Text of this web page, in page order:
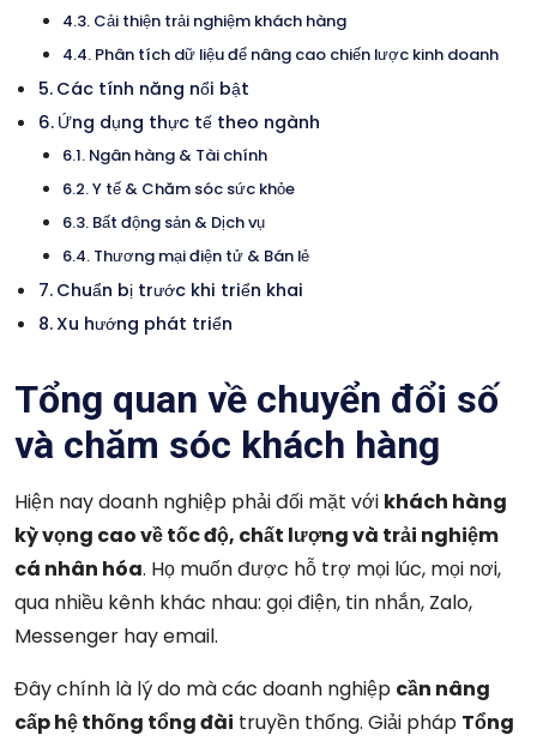
Cải thiện trải nghiệm khách hàng
Phân tích dữ liệu để nâng cao chiến lược kinh doanh
Các tính năng nổi bật
Ứng dụng thực tế theo ngành
Ngân hàng & Tài chính
Y tế & Chăm sóc sức khỏe
Bất động sản & Dịch vụ
Thương mại điện tử & Bán lẻ
Chuẩn bị trước khi triển khai
Xu hướng phát triển
Tổng quan về chuyển đổi số
và chăm sóc khách hàng
Hiện nay doanh nghiệp phải đối mặt với khách hàng
kỳ vọng cao về tốc độ, chất lượng và trải nghiệm
cá nhân hóa. Họ muốn được hỗ trợ mọi lúc, mọi nơi,
qua nhiều kênh khác nhau: gọi điện, tin nhắn, Zalo,
Messenger hay email.
Đây chính là lý do mà các doanh nghiệp cần nâng
cấp hệ thống tổng đài truyền thống. Giải pháp Tổng